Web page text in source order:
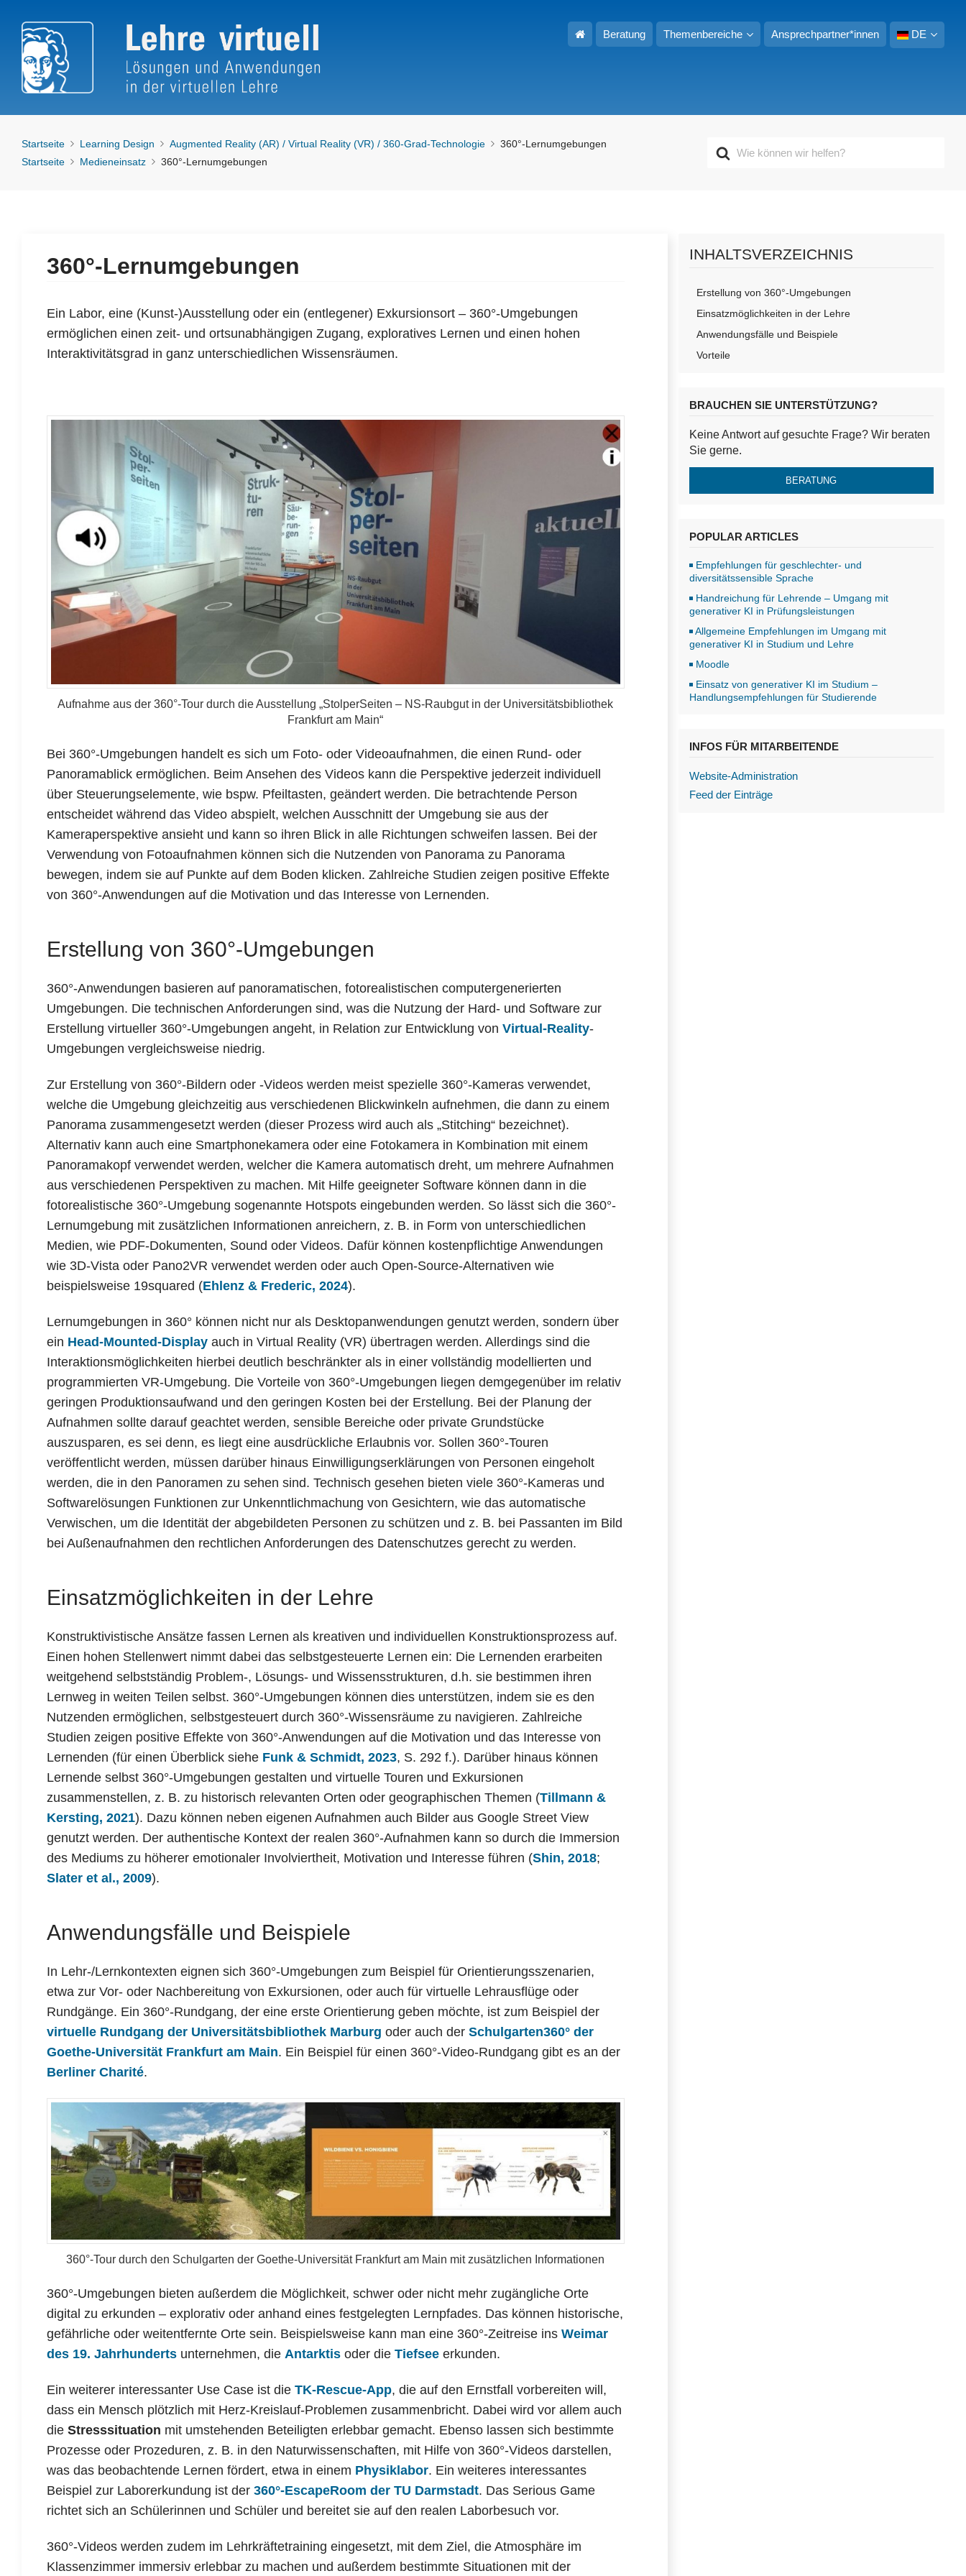
Hauptseite
Beratung Themenbereiche Ansprechpartner*innen DE
Startseite Learning Design Augmented Reality (AR) / Virtual Reality (VR) / 360-Grad-Technologie
360°-Lernumgebungen
Startseite
Medieneinsatz 360°-Lernumgebungen
c
360°-Lernumgebungen
Ein Labor, eine (Kunst-)Ausstellung oder ein (entlegener) Exkursionsort – 360°-Umgebungen
ermöglichen einen zeit- und ortsunabhängigen Zugang, exploratives Lernen und einen hohen
Interaktivitätsgrad in ganz unterschiedlichen Wissensräumen.
Aufnahme aus der 360°-Tour durch die Ausstellung „StolperSeiten – NS-Raubgut in der Universitätsbibliothek
Frankfurt am Main“
Bei 360°-Umgebungen handelt es sich um Foto- oder Videoaufnahmen, die einen Rund- oder
Panoramablick ermöglichen. Beim Ansehen des Videos kann die Perspektive jederzeit individuell
über Steuerungselemente, wie bspw. Pfeiltasten, geändert werden. Die betrachtende Person
entscheidet während das Video abspielt, welchen Ausschnitt der Umgebung sie aus der
Kameraperspektive ansieht und kann so ihren Blick in alle Richtungen schweifen lassen. Bei der
Verwendung von Fotoaufnahmen können sich die Nutzenden von Panorama zu Panorama
bewegen, indem sie auf Punkte auf dem Boden klicken. Zahlreiche Studien zeigen positive Effekte
von 360°-Anwendungen auf die Motivation und das Interesse von Lernenden.
Erstellung von 360°-Umgebungen
360°-Anwendungen basieren auf panoramatischen, fotorealistischen computergenerierten
Umgebungen. Die technischen Anforderungen sind, was die Nutzung der Hard- und Software zur
Erstellung virtueller 360°-Umgebungen angeht, in Relation zur Entwicklung von Virtual-Reality-
Umgebungen vergleichsweise niedrig.
Zur Erstellung von 360°-Bildern oder -Videos werden meist spezielle 360°-Kameras verwendet,
welche die Umgebung gleichzeitig aus verschiedenen Blickwinkeln aufnehmen, die dann zu einem
Panorama zusammengesetzt werden (dieser Prozess wird auch als „Stitching“ bezeichnet).
Alternativ kann auch eine Smartphonekamera oder eine Fotokamera in Kombination mit einem
Panoramakopf verwendet werden, welcher die Kamera automatisch dreht, um mehrere Aufnahmen
aus verschiedenen Perspektiven zu machen. Mit Hilfe geeigneter Software können dann in die
fotorealistische 360°-Umgebung sogenannte Hotspots eingebunden werden. So lässt sich die 360°-
Lernumgebung mit zusätzlichen Informationen anreichern, z. B. in Form von unterschiedlichen
Medien, wie PDF-Dokumenten, Sound oder Videos. Dafür können kostenpflichtige Anwendungen
wie 3D-Vista oder Pano2VR verwendet werden oder auch Open-Source-Alternativen wie
beispielsweise 19squared (Ehlenz & Frederic, 2024).
Lernumgebungen in 360° können nicht nur als Desktopanwendungen genutzt werden, sondern über
ein Head-Mounted-Display auch in Virtual Reality (VR) übertragen werden. Allerdings sind die
Interaktionsmöglichkeiten hierbei deutlich beschränkter als in einer vollständig modellierten und
programmierten VR-Umgebung. Die Vorteile von 360°-Umgebungen liegen demgegenüber im relativ
geringen Produktionsaufwand und den geringen Kosten bei der Erstellung. Bei der Planung der
Aufnahmen sollte darauf geachtet werden, sensible Bereiche oder private Grundstücke
auszusparen, es sei denn, es liegt eine ausdrückliche Erlaubnis vor. Sollen 360°-Touren
veröffentlicht werden, müssen darüber hinaus Einwilligungserklärungen von Personen eingeholt
werden, die in den Panoramen zu sehen sind. Technisch gesehen bieten viele 360°-Kameras und
Softwarelösungen Funktionen zur Unkenntlichmachung von Gesichtern, wie das automatische
Verwischen, um die Identität der abgebildeten Personen zu schützen und z. B. bei Passanten im Bild
bei Außenaufnahmen den rechtlichen Anforderungen des Datenschutzes gerecht zu werden.
Einsatzmöglichkeiten in der Lehre
Konstruktivistische Ansätze fassen Lernen als kreativen und individuellen Konstruktionsprozess auf.
Einen hohen Stellenwert nimmt dabei das selbstgesteuerte Lernen ein: Die Lernenden erarbeiten
weitgehend selbstständig Problem-, Lösungs- und Wissensstrukturen, d.h. sie bestimmen ihren
Lernweg in weiten Teilen selbst. 360°-Umgebungen können dies unterstützen, indem sie es den
Nutzenden ermöglichen, selbstgesteuert durch 360°-Wissensräume zu navigieren. Zahlreiche
Studien zeigen positive Effekte von 360°-Anwendungen auf die Motivation und das Interesse von
Lernenden (für einen Überblick siehe Funk & Schmidt, 2023, S. 292 f.). Darüber hinaus können
Lernende selbst 360°-Umgebungen gestalten und virtuelle Touren und Exkursionen
zusammenstellen, z. B. zu historisch relevanten Orten oder geographischen Themen (Tillmann &
Kersting, 2021). Dazu können neben eigenen Aufnahmen auch Bilder aus Google Street View
genutzt werden. Der authentische Kontext der realen 360°-Aufnahmen kann so durch die Immersion
des Mediums zu höherer emotionaler Involviertheit, Motivation und Interesse führen (Shin, 2018;
Slater et al., 2009).
Anwendungsfälle und Beispiele
In Lehr-/Lernkontexten eignen sich 360°-Umgebungen zum Beispiel für Orientierungsszenarien,
etwa zur Vor- oder Nachbereitung von Exkursionen, oder auch für virtuelle Lehrausflüge oder
Rundgänge. Ein 360°-Rundgang, der eine erste Orientierung geben möchte, ist zum Beispiel der
virtuelle Rundgang der Universitätsbibliothek Marburg oder auch der Schulgarten360° der
Goethe-Universität Frankfurt am Main. Ein Beispiel für einen 360°-Video-Rundgang gibt es an der
Berliner Charité.
360°-Tour durch den Schulgarten der Goethe-Universität Frankfurt am Main mit zusätzlichen Informationen
360°-Umgebungen bieten außerdem die Möglichkeit, schwer oder nicht mehr zugängliche Orte
digital zu erkunden – explorativ oder anhand eines festgelegten Lernpfades. Das können historische,
gefährliche oder weitentfernte Orte sein. Beispielsweise kann man eine 360°-Zeitreise ins Weimar
des 19. Jahrhunderts unternehmen, die Antarktis oder die Tiefsee erkunden.
Ein weiterer interessanter Use Case ist die TK-Rescue-App, die auf den Ernstfall vorbereiten will,
dass ein Mensch plötzlich mit Herz-Kreislauf-Problemen zusammenbricht. Dabei wird vor allem auch
die Stresssituation mit umstehenden Beteiligten erlebbar gemacht. Ebenso lassen sich bestimmte
Prozesse oder Prozeduren, z. B. in den Naturwissenschaften, mit Hilfe von 360°-Videos darstellen,
was das beobachtende Lernen fördert, etwa in einem Physiklabor. Ein weiteres interessantes
Beispiel zur Laborerkundung ist der 360°-EscapeRoom der TU Darmstadt. Das Serious Game
richtet sich an Schülerinnen und Schüler und bereitet sie auf den realen Laborbesuch vor.
360°-Videos werden zudem im Lehrkräftetraining eingesetzt, mit dem Ziel, die Atmosphäre im
Klassenzimmer immersiv erlebbar zu machen und außerdem bestimmte Situationen mit der
INHALTSVERZEICHNIS
Erstellung von 360°-Umgebungen
Einsatzmöglichkeiten in der Lehre
Anwendungsfälle und Beispiele
Vorteile
BRAUCHEN SIE UNTERSTÜTZUNG?
Keine Antwort auf gesuchte Frage? Wir beraten
Sie gerne.
BERATUNG
POPULAR ARTICLES
Empfehlungen für geschlechter- und
diversitätssensible Sprache
Handreichung für Lehrende – Umgang mit
generativer KI in Prüfungsleistungen
Allgemeine Empfehlungen im Umgang mit
generativer KI in Studium und Lehre
Moodle
Einsatz von generativer KI im Studium –
Handlungsempfehlungen für Studierende
INFOS FÜR MITARBEITENDE
Website-Administration
Feed der Einträge